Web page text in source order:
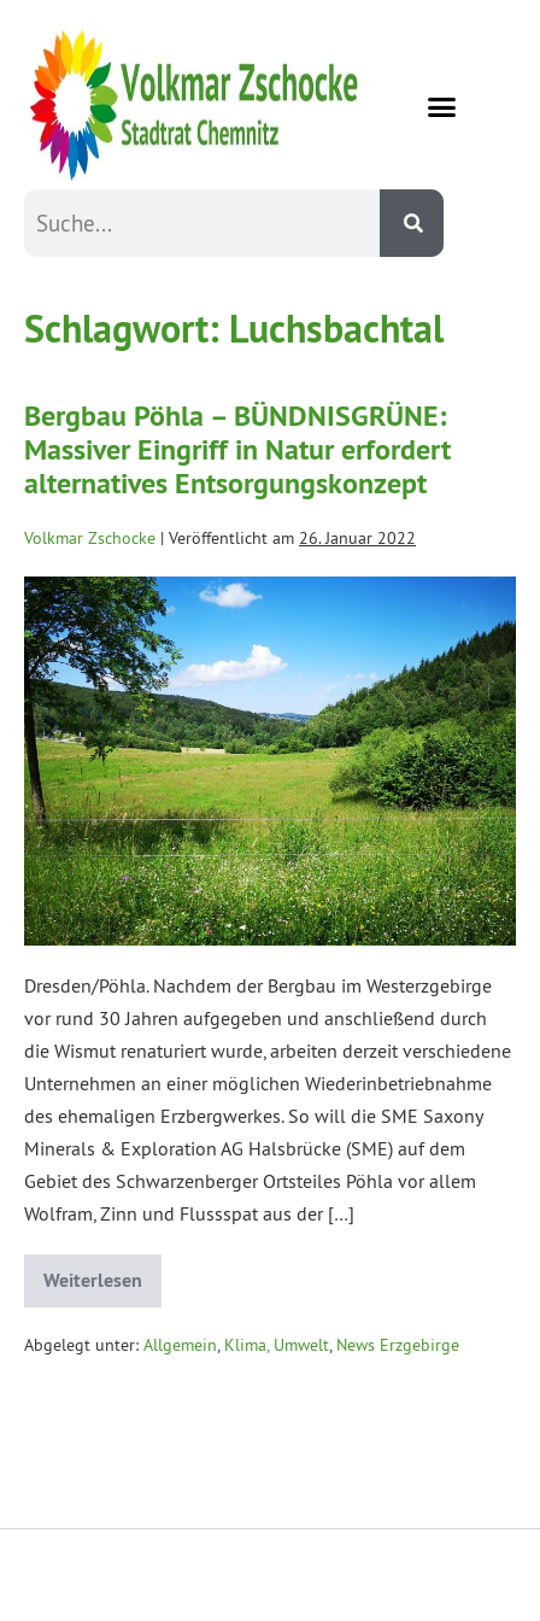
Schlagwort: Luchsbachtal
Bergbau Pöhla – BÜNDNISGRÜNE:
Massiver Eingriff in Natur erfordert
alternatives Entsorgungskonzept
Volkmar Zschocke | Veröffentlicht am 26. Januar 2022
Dresden/Pöhla. Nachdem der Bergbau im Westerzgebirge
vor rund 30 Jahren aufgegeben und anschließend durch
die Wismut renaturiert wurde, arbeiten derzeit verschiedene
Unternehmen an einer möglichen Wiederinbetriebnahme
des ehemaligen Erzbergwerkes. So will die SME Saxony
Minerals & Exploration AG Halsbrücke (SME) auf dem
Gebiet des Schwarzenberger Ortsteiles Pöhla vor allem
Wolfram, Zinn und Flussspat aus der […]
Weiterlesen
Abgelegt unter: Allgemein Klima, Umwelt News Erzgebirge